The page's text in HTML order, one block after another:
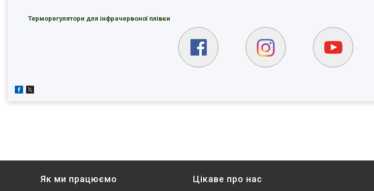
Терморегулятори для інфрачервоної плівки
Як ми працюємо Цікаве про нас